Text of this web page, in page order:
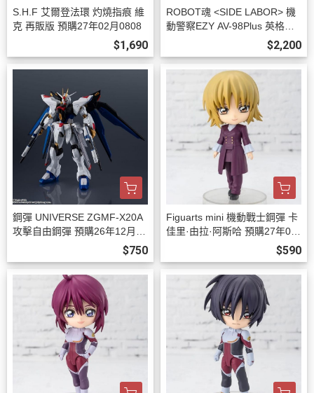
S.H.F 艾爾登法環 灼燒指痕 維
克 再販版 預購27年02月0808
$1,690
ROBOT魂 <SIDE LABOR> 機
動警察EZY AV-98Plus 英格拉
姆改2號機 預購27年01月0808
$2,200
鋼彈 UNIVERSE ZGMF-X20A
攻擊自由鋼彈 預購26年12月08
$750
Figuarts mini 機動戰士鋼彈 卡
佳里·由拉·阿斯哈 預購27年01
$590